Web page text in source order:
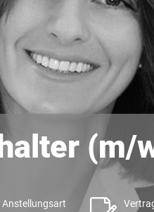
(m/
Anstellungsart